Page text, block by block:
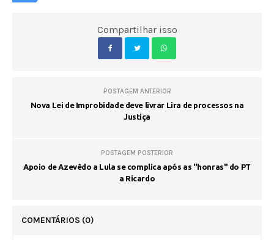
Compartilhar isso
POSTAGEM ANTERIOR
Nova Lei de Improbidade deve livrar Lira de processos na
Justiça
POSTAGEM POSTERIOR
Apoio de Azevêdo a Lula se complica após as "honras" do PT
a Ricardo
COMENTÁRIOS (0)